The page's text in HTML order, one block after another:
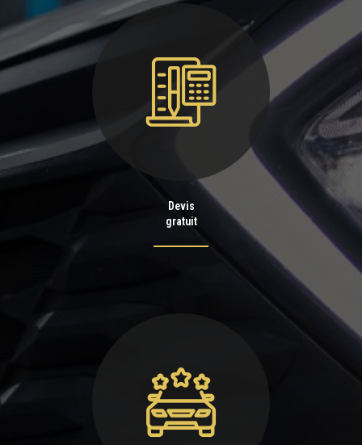
Devis
gratuit